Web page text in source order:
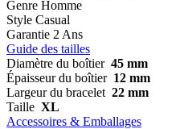
Genre Homme
Style Casual
Garantie 2 Ans
Guide des tailles
Diamètre du boîtier 45 mm
Épaisseur du boîtier 12 mm
Largeur du bracelet 22 mm
Taille XL
Accessoires & Emballages